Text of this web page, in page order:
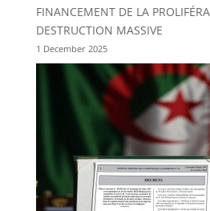
FINANCEMENT DE LA
DESTRUCTION MASSIVE
1 December 2025